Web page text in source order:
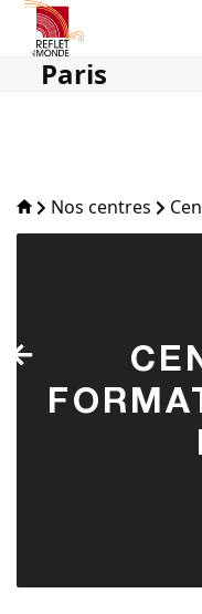
Skip
contentParis
Nos centres